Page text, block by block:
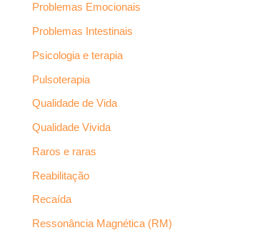
Problemas Emocionais
Problemas Intestinais
Psicologia e terapia
Pulsoterapia
Qualidade de Vida
Qualidade Vivida
Raros e raras
Reabilitação
Recaída
Ressonância Magnética (RM)